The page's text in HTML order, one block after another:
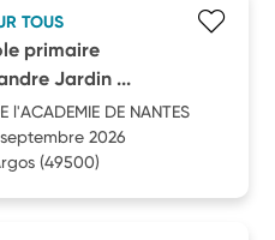
TOUS
primaire
Jardin ...
l'ACADEMIE DE NANTES
2026
(49500)